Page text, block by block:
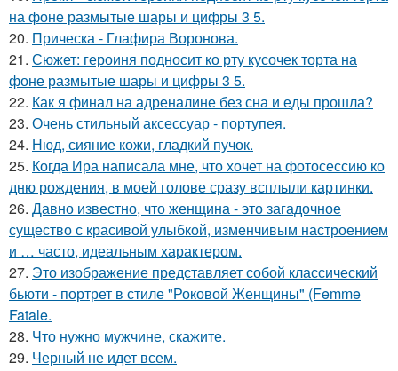
на фоне размытые шары и цифры 3 5.
20. Прическа - Глафира Воронова.
21. Сюжет: героиня подносит ко рту кусочек торта на
фоне размытые шары и цифры 3 5.
22. Как я финал на адреналине без сна и еды прошла?
23. Очень стильный аксессуар - портупея.
24. Нюд, сияние кожи, гладкий пучок.
25. Когда Ира написала мне, что хочет на фотосессию ко
дню рождения, в моей голове сразу всплыли картинки.
26. Давно известно, что женщина - это загадочное
существо с красивой улыбкой, изменчивым настроением
и … часто, идеальным характером.
27. Это изображение представляет собой классический
бьюти - портрет в стиле "Роковой Женщины" (Femme
Fatale.
28. Что нужно мужчине, скажите.
29. Черный не идет всем.